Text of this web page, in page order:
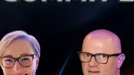
Startup กับคุณ
จะด้วยเรื่องอะไรก็ตาม และ